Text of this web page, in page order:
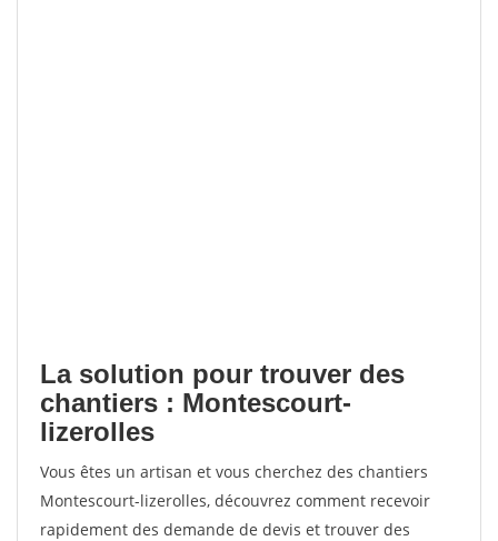
La solution pour trouver des
chantiers : Montescourt-
lizerolles
Vous êtes un artisan et vous cherchez des chantiers
Montescourt-lizerolles, découvrez comment recevoir
rapidement des demande de devis et trouver des